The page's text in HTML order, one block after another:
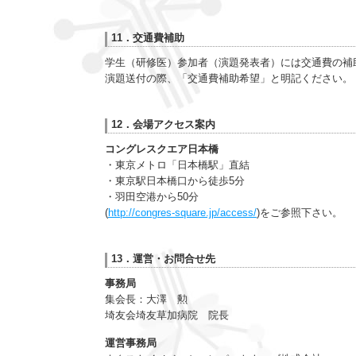
11．交通費補助
学生（研修医）参加者（演題発表者）には交通費の補
演題送付の際、「交通費補助希望」と明記ください。
12．会場アクセス案内
コングレスクエア日本橋
・東京メトロ「日本橋駅」直結
・東京駅日本橋口から徒歩5分
・羽田空港から50分
(http://congres-square.jp/access/)をご参照下さい。
13．運営・お問合せ先
事務局
集会長：大澤 勲
埼友会埼友草加病院 院長
運営事務局